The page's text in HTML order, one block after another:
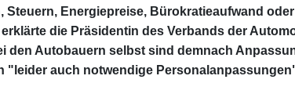
Steuern, Energiepreise, Bürokratieaufwand
die Präsidentin des Verbands der
den Autobauern selbst sind demnach
"leider auch notwendige